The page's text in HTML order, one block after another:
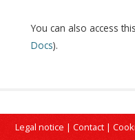
You can also access
Docs).
Legal notice | Contact |